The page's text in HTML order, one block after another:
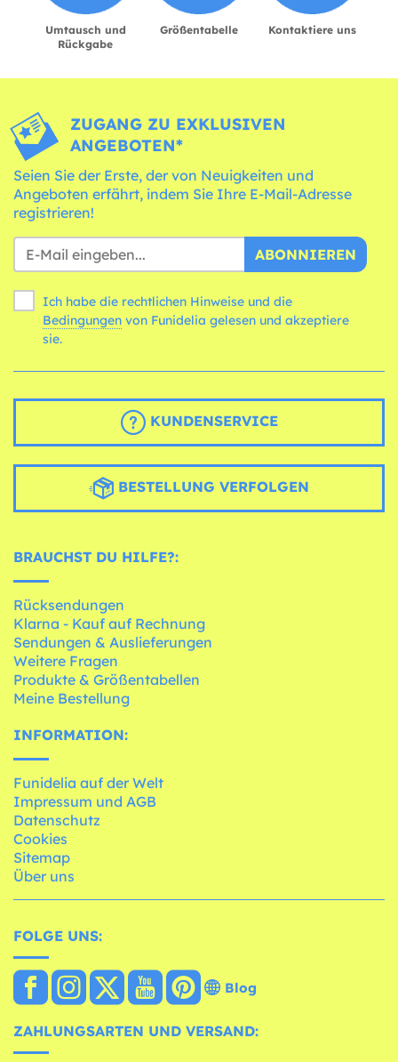
Umtausch und
Rückgabe
Größentabelle Kontaktiere uns
ZUGANG ZU EXKLUSIVEN
ANGEBOTEN*
Seien Sie der Erste, der von Neuigkeiten und
Angeboten erfährt, indem Sie Ihre E-Mail-Adresse
registrieren!
ABONNIEREN
Ich habe die rechtlichen Hinweise und die
Bedingungen
sie.
KUNDENSERVICE
BESTELLUNG VERFOLGEN
BRAUCHST DU HILFE?:
Rücksendungen
Klarna - Kauf auf Rechnung
Sendungen & Auslieferungen
Weitere Fragen
Produkte & Größentabellen
Meine Bestellung
INFORMATION:
Funidelia auf der Welt
Impressum und AGB
Datenschutz
Cookies
Sitemap
Über uns
FOLGE UNS:
Blog
ZAHLUNGSARTEN UND VERSAND: